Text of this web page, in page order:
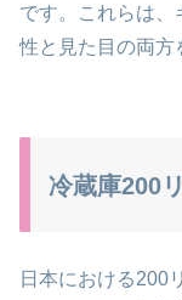
です。これらは、
性と見た目の両方
冷蔵庫200
日本における200